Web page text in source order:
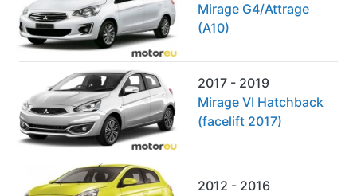
Mirage G4/Attrage
(A10)
2017 - 2019
Mirage VI Hatchback
(facelift 2017)
2012 - 2016